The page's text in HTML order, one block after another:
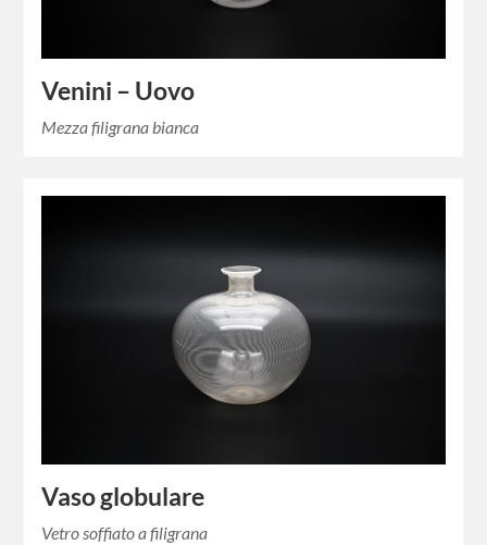
Venini – Uovo
Mezza filigrana bianca
Vaso globulare
Vetro soffiato a filigrana